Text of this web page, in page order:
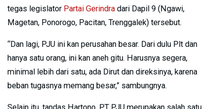
tegas legislator Partai Gerindra dari Dapil 9 (Ngawi,
Magetan, Ponorogo, Pacitan, Trenggalek) tersebut.
“Dan lagi, PJU ini kan perusahan besar. Dari dulu Plt dan
hanya satu orang, ini kan aneh gitu. Harusnya segera,
minimal lebih dari satu, ada Dirut dan direksinya, karena
beban tugasnya memang besar,” sambungnya.